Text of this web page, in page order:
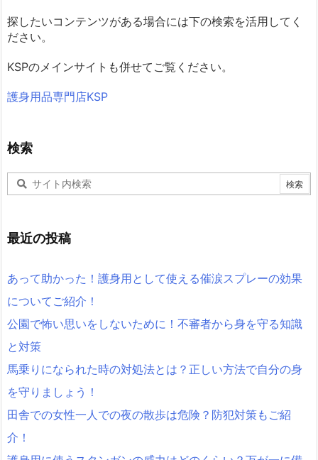
探したいコンテンツがある場合には下の検索を活用してく
ださい。
KSPのメインサイトも併せてご覧ください。
護身用品専門店KSP
検索
最近の投稿
あって助かった！護身用として使える催涙スプレーの効果
についてご紹介！
公園で怖い思いをしないために！不審者から身を守る知識
と対策
馬乗りになられた時の対処法とは？正しい方法で自分の身
を守りましょう！
田舎での女性一人での夜の散歩は危険？防犯対策もご紹
介！